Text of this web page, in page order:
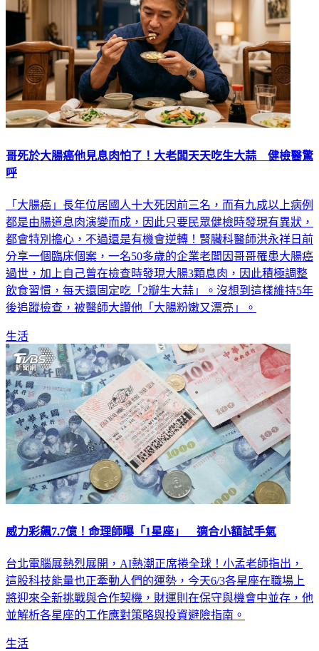
哥死於大腸癌他見息肉怕了！大老闆天天吃生大蒜 健檢醫驚
呼
「大腸癌」長年位居國人十大死因前三名，而有九成以上病例
都是由腸道息肉演變而成，因此只要民眾健檢時發現有異狀，
都會特別擔心，不過還是有機會逆轉！腎臟科醫師洪永祥日前
分享一個臨床個案，一名50多歲的企業老闆因哥哥罹患大腸癌
過世，加上自己曾在檢查時發現大腸3顆息肉，因此積極調整
飲食習慣，每天還固定吃「2瓣生大蒜」。沒想到這樣維持5年
後追蹤檢查，被醫師大讚他「大腸粉嫩又漂亮」。
生活
威力彩飆7.7億！命理師曝「1星座」 適合小額試手氣
台北電腦展熱烈展開，AI熱潮正席捲全球！小孟老師指出，
這股科技能量也正牽動人們的運勢，今天6/3各星座在職場上
將迎來全新挑戰與合作契機，財運則在保守與機會中並存，他
並解析各星座的工作應對策略與投資避險指南。
生活